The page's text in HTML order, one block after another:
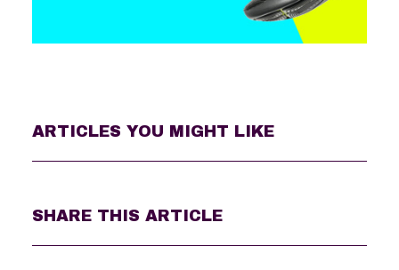
ARTICLES YOU MIGHT LIKE
SHARE THIS ARTICLE